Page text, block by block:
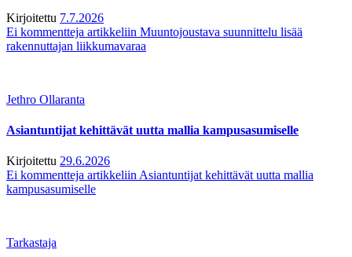
Kirjoitettu 7.7.2026
Ei kommentteja artikkeliin Muuntojoustava suunnittelu lisää
rakennuttajan liikkumavaraa
Jethro Ollaranta
Asiantuntijat kehittävät uutta mallia kampusasumiselle
Kirjoitettu 29.6.2026
Ei kommentteja artikkeliin Asiantuntijat kehittävät uutta mallia
kampusasumiselle
Tarkastaja